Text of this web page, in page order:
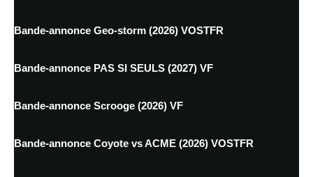
Bande-annonce Geo-storm (2026) VOSTFR
Bande-annonce PAS SI SEULS (2027) VF
Bande-annonce Scrooge (2026) VF
Bande-annonce Coyote vs ACME (2026) VOSTFR